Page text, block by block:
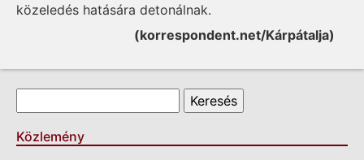
közeledés hatására detonálnak.
(korrespondent.net/Kárpátalja)
Keresés űrlap
Keresés
Közlemény